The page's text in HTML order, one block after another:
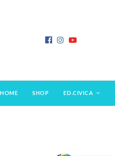
HOME SHOP ED.CIVICA